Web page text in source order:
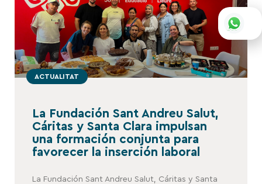
ACTUALITAT
La Fundación Sant Andreu Salut,
Cáritas y Santa Clara impulsan
una formación conjunta para
favorecer la inserción laboral
La Fundación Sant Andreu Salut, Cáritas y Santa